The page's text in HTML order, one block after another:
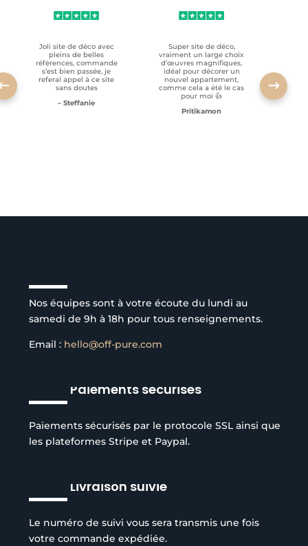
Joli site de déco avec
pleins de belles
références, commande
s’est bien passée, je
referai appel à ce site
sans doutes
– Steffanie
Super site de déco,
vraiment un large choix
d’œuvres magnifiques,
idéal pour décorer un
nouvel appartement,
comme cela a été le cas
pour moi 👍
Pritikamon
Nos équipes sont à votre écoute du lundi au
samedi de 9h à 18h pour tous renseignements.
Email : hello@off-pure.com
Paiements sécurisés
Paiements sécurisés par le protocole SSL ainsi que
les plateformes Stripe et Paypal.
Livraison suivie
Le numéro de suivi vous sera transmis une fois
votre commande expédiée.